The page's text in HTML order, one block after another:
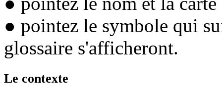
● pointez le symbole qui
glossaire s'afficheront.
Le contexte